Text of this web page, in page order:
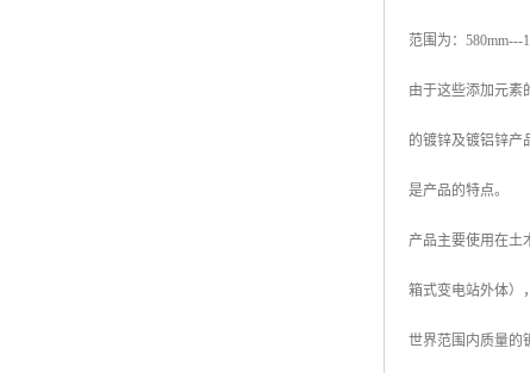
范围为：580mm---
由于这些添加元素
的镀锌及镀铝锌产
是产品的特点。
产品主要使用在土
箱式变电站外体）
世界范围内质量的